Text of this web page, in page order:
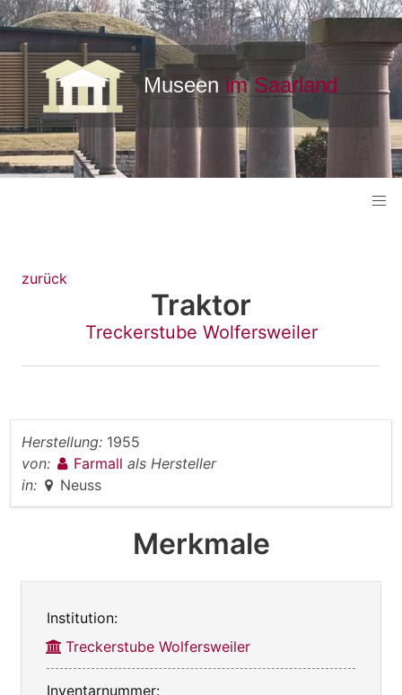
zurück
Traktor
Treckerstube Wolfersweiler
Herstellung: 1955
von:
Farmall als Hersteller
in:
Neuss
Merkmale
Institution:
Treckerstube Wolfersweiler
Inventarnummer: